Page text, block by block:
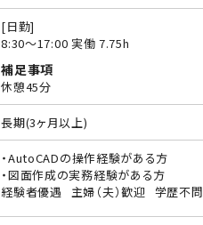
[日勤]
8:30〜17:00 実働 7.75h
補足事項
休憩45分
長期(3ヶ月以上)
・AutoCADの操作経験がある方
・図面作成の実務経験がある方
経験者優遇
主婦（夫）歓迎 学歴不問